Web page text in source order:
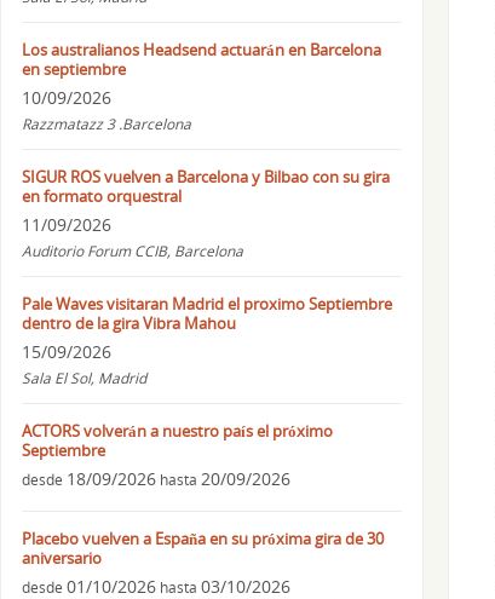
Los australianos Headsend actuarán en Barcelona
en septiembre
10/09/2026
Razzmatazz 3 .Barcelona
SIGUR ROS vuelven a Barcelona y Bilbao con su gira
en formato orquestral
11/09/2026
Auditorio Forum CCIB, Barcelona
Pale Waves visitaran Madrid el proximo Septiembre
dentro de la gira Vibra Mahou
15/09/2026
Sala El Sol, Madrid
ACTORS volverán a nuestro país el próximo
Septiembre
desde 18/09/2026 hasta 20/09/2026
Placebo vuelven a España en su próxima gira de 30
aniversario
desde 01/10/2026 hasta 03/10/2026